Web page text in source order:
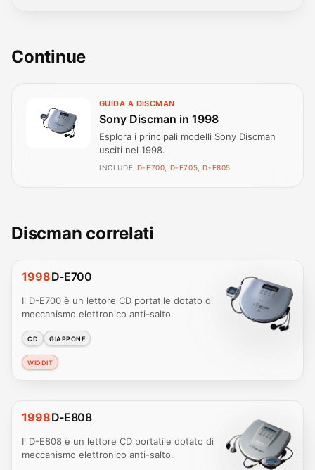
Continue
GUIDA A DISCMAN
Sony Discman in 1998
Esplora i principali modelli Sony Discman
usciti nel 1998.
INCLUDE D-E700, D-E705, D-E805
Discman correlati
1998D-E700
Il D-E700 è un lettore CD portatile dotato di
meccanismo elettronico anti-salto.
CD GIAPPONE
WIDDIT
1998D-E808
Il D-E808 è un lettore CD portatile dotato di
meccanismo elettronico anti-salto.